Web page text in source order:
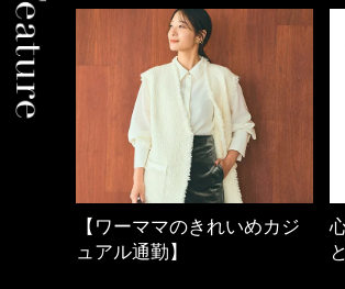
【ワーママのきれいめカジ
ュアル通勤】